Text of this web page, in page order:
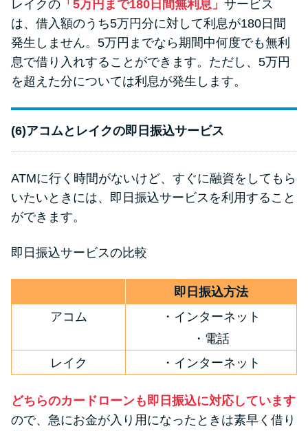
レイクの 「5万円まで180日間無利息」 サービス
は、借入額のうち5万円分に対して利息が180日間
発生しません。5万円までなら期間中何度でも無利
息で借り入れすることができます。ただし、5万円
を超えた分については利息が発生します。
(6)アコムとレイクの即日振込サービス
ATMに行く時間がないけど、すぐに融資をしてもら
いたいときには、即日振込サービスを利用すること
ができます。
即日振込サービスの比較
即日振込方法
アコム
・インターネット
・電話
レイク
・インターネット
どちらのカードローンも即日振込に対応しています
ので、急にお金が入り用になったときは素早く借り